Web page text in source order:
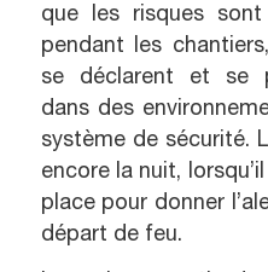
que les risques
pendant les
se déclarent et se
dans des
système de sécurité.
encore la nuit,
place pour donner
départ de feu.